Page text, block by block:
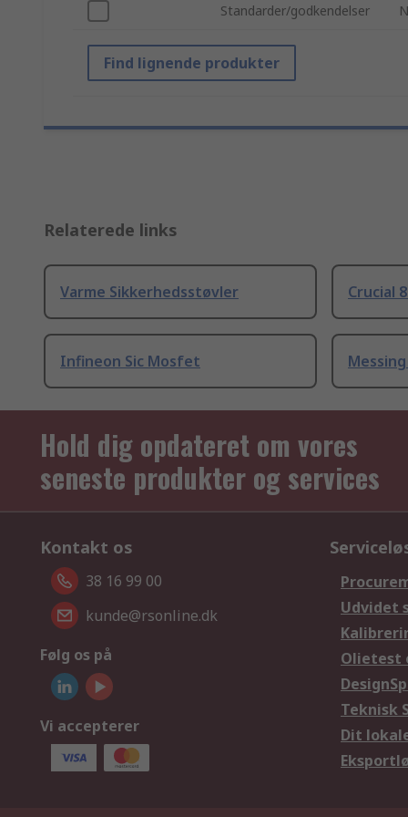
Standarder/godkendelser
Find lignende produkter
Relaterede links
Varme Sikkerhedsstøvler Crucial
Infineon Sic Mosfet
Hold dig opdateret om vores
seneste produkter og services
Kontakt os
38 16 99 00
kunde@rsonline.dk
Følg os på
Vi accepterer
Udvidet
Olietest
Teknisk
Dit